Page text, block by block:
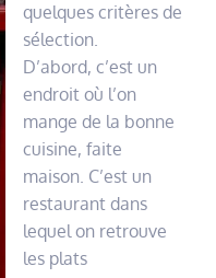
quelques critères de
sélection.
D’abord, c’est un
endroit où l’on
mange de la bonne
cuisine, faite
maison. C’est un
restaurant dans
lequel on retrouve
les plats